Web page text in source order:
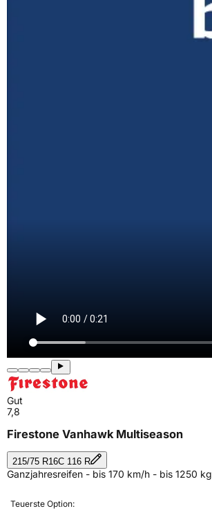
Gut
7,8
Firestone Vanhawk Multiseason
215/75 R16C 116 R
Ganzjahresreifen - bis 170 km/h - bis 1250 kg
Teuerste Option: